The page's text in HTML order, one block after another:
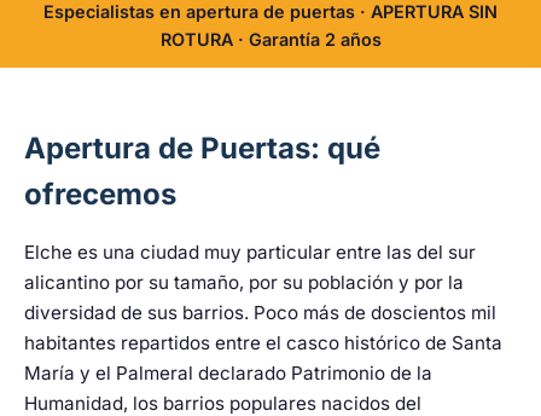
Especialistas en apertura de puertas · APERTURA SIN
ROTURA · Garantía 2 años
Apertura de Puertas: qué
ofrecemos
Elche es una ciudad muy particular entre las del sur
alicantino por su tamaño, por su población y por la
diversidad de sus barrios. Poco más de doscientos mil
habitantes repartidos entre el casco histórico de Santa
María y el Palmeral declarado Patrimonio de la
Humanidad, los barrios populares nacidos del